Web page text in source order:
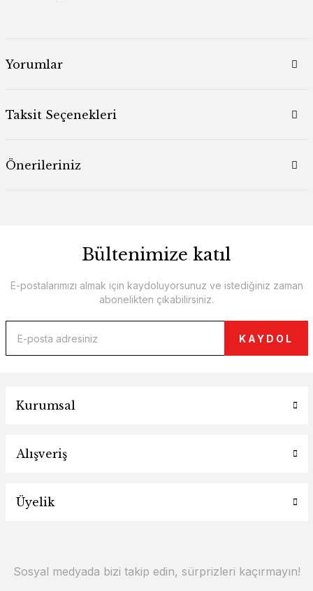
Yorumlar
Taksit Seçenekleri
Önerileriniz
Bültenimize katıl
E-postalarımızı almak için kaydoluyorsunuz ve istediğiniz zaman
abonelikten çıkabilirsiniz.
KAYDOL
Kurumsal
Alışveriş
Üyelik
Sosyal medyada bizi takip edin, sürprizleri kaçırmayın!